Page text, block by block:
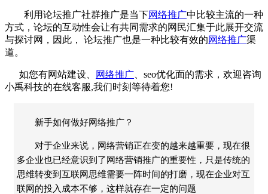
利用论坛推广社群推广是当下网络推广中比较主流的一种
方式，论坛的互动性会让有共同需求的网民汇集于此展开交流
与探讨网，因此，
论坛推广也是一种比较有效的网络推广渠
道。
如您有网站建设、 网络推广 seo优化面的需求，欢迎咨询
小禹科技的在线客服,我们时刻等待着您!
新手如何做好网络推广？
对于企业来说，网络营销正在变的越来越重要，现在很
多企业也已经意识到了网络营销推广的重要性，只是传统的
思维转变到互联网思维需要一阵时间的打磨，现在企业对互
联网的投入成本不够，这样就存在一定的问题